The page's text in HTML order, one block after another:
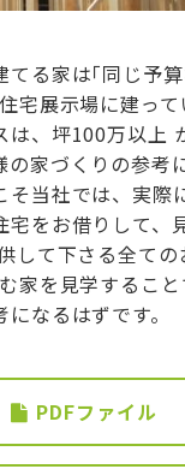
る家は｢同じ予
宅展示場に建っ
は、坪100万以上
の家づくりの参考
そ当社では、実際
宅をお借りして、
して下さる全て
家を見学するこ
なるはずです。
PDFファイル